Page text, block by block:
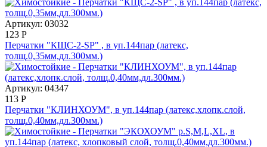
Артикул: 03032
123 Р
Перчатки "КЩС-2-SP" , в уп.144пар (латекс,
толщ.0,35мм,дл.300мм.)
Артикул: 04347
113 Р
Перчатки "КЛИНХОУМ", в уп.144пар (латекс,хлопк.слой,
толщ.0,40мм,дл.300мм.)